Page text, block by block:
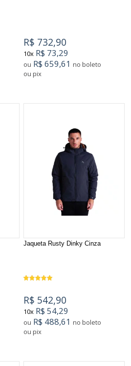
R$ 732,90
10x R$ 73,29
ou R$ 659,61 no boleto
ou pix
Jaqueta Rusty Dinky Cinza
R$ 542,90
10x R$ 54,29
ou R$ 488,61 no boleto
ou pix